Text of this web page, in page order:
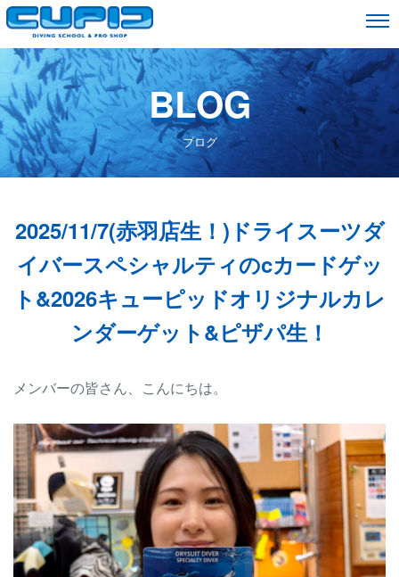
BLOG
ブログ
2025/11/7(赤羽店生！)ドライスーツダ
イバースペシャルティのcカードゲッ
ト&2026キューピッドオリジナルカレ
ンダーゲット&ピザパ生！
メンバーの皆さん、こんにちは。